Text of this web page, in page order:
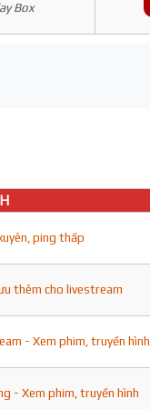
Box
ping thấp
thêm cho livestream
- Xem phim, truyền hình
- Xem phim, truyền hình